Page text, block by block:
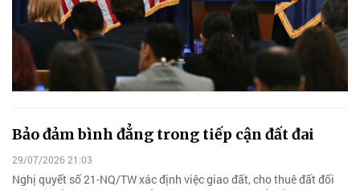
Bảo đảm bình đẳng trong tiếp cận đất đai
29/07/2026 21:03
Nghị quyết số 21-NQ/TW xác định việc giao đất, cho thuê đất đối